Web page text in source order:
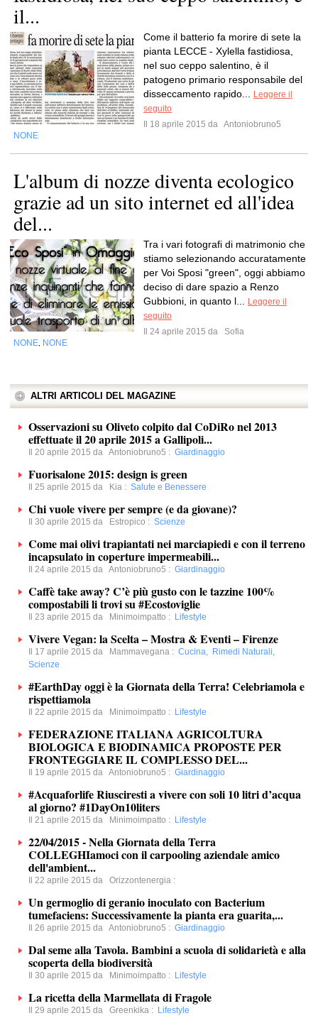
il...
Come il batterio fa morire di sete la
pianta LECCE - Xylella fastidiosa,
nel suo ceppo salentino, è il
patogeno primario responsabile del
disseccamento rapido...
Leggere il
seguito
Il 18 aprile 2015 da Antoniobruno5
NONE
L'album di nozze diventa ecologico
grazie ad un sito internet ed all'idea
del...
Tra i vari fotografi di matrimonio che
stiamo selezionando accuratamente
per Voi Sposi "green", oggi abbiamo
deciso di dare spazio a Renzo
Gubbioni, in quanto l...
Leggere il
seguito
Il 24 aprile 2015 da
Sofia
NONE NONE
ALTRI ARTICOLI DEL MAGAZINE
Osservazioni su Oliveto colpito dal CoDiRo nel 2013
effettuate il 20 aprile 2015 a Gallipoli...
Il 20 aprile 2015 da Antoniobruno5 : Giardinaggio
Fuorisalone 2015: design is green
Il 25 aprile 2015 da Kia : Salute e Benessere
Chi vuole vivere per sempre (e da giovane)?
Il 30 aprile 2015 da Estropico : Scienze
Come mai olivi trapiantati nei marciapiedi e con il terreno
incapsulato in coperture impermeabili...
Il 24 aprile 2015 da Antoniobruno5 : Giardinaggio
Caffè take away? C’è più gusto con le tazzine 100%
compostabili li trovi su #Ecostoviglie
Il 23 aprile 2015 da Minimoimpatto : Lifestyle
Vivere Vegan: la Scelta – Mostra & Eventi – Firenze
Il 17 aprile 2015 da Mammavegana : Cucina, Rimedi Naturali,
Scienze
#EarthDay oggi è la Giornata della Terra! Celebriamola e
rispettiamola
Il 22 aprile 2015 da Minimoimpatto : Lifestyle
FEDERAZIONE ITALIANA AGRICOLTURA
BIOLOGICA E BIODINAMICA PROPOSTE PER
FRONTEGGIARE IL COMPLESSO DEL...
Il 19 aprile 2015 da Antoniobruno5 : Giardinaggio
#Acquaforlife Riusciresti a vivere con soli 10 litri d’acqua
al giorno? #1DayOn10liters
Il 21 aprile 2015 da Minimoimpatto : Lifestyle
22/04/2015 - Nella Giornata della Terra
COLLEGHIamoci con il carpooling aziendale amico
dell'ambient...
Il 22 aprile 2015 da Orizzontenergia :
Un germoglio di geranio inoculato con Bacterium
tumefaciens: Successivamente la pianta era guarita,...
Il 26 aprile 2015 da Antoniobruno5 : Giardinaggio
Dal seme alla Tavola. Bambini a scuola di solidarietà e alla
scoperta della biodiversità
Il 30 aprile 2015 da Minimoimpatto : Lifestyle
La ricetta della Marmellata di Fragole
Il 29 aprile 2015 da Greenkika : Lifestyle